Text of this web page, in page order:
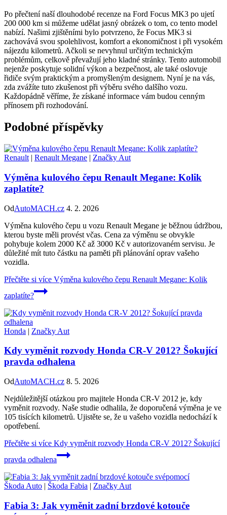
Po přečtení naší dlouhodobé recenze na Ford Focus MK3 po ujetí
200 000 km si můžeme udělat jasný obrázek o tom, co tento model
nabízí. Našimi zjištěními bylo potvrzeno, že Focus MK3 si
zachovává svou spolehlivost, komfort a ekonomičnost i při vysokém
nájezdu kilometrů. Ačkoli se nevyhnul určitým technickým
problémům, celkově převažují jeho kladné stránky. Tento automobil
nejenže poskytuje solidní výkon a bezpečnost, ale také oslovuje
řidiče svým praktickým a promyšleným designem. Nyní je na vás,
zda zvážíte tuto zkušenost při výběru svého dalšího vozu.
Každopádně věříme, že získané informace vám budou cenným
přínosem při rozhodování.
Podobné příspěvky
Renault | Renault Megane | Značky Aut
Výměna kulového čepu Renault Megane: Kolik
zaplatíte?
OdAutoMACH.cz 4. 2. 2026
Výměna kulového čepu u vozu Renault Megane je běžnou údržbou,
kterou byste měli provést včas. Cena za výměnu se obvykle
pohybuje kolem 2000 Kč až 3000 Kč v autorizovaném servisu. Je
důležité mít tuto částku na paměti při plánování oprav vašeho
vozidla.
Přečtěte si více Výměna kulového čepu Renault Megane: Kolik
zaplatíte?
Honda | Značky Aut
Kdy vyměnit rozvody Honda CR-V 2012? Šokující
pravda odhalena
OdAutoMACH.cz 8. 5. 2026
Nejdůležitější otázkou pro majitele Honda CR-V 2012 je, kdy
vyměnit rozvody. Naše studie odhalila, že doporučená výměna je ve
105 tisících kilometrů. Ujistěte se, že u vašeho vozidla nedochází k
opotřebení.
Přečtěte si více Kdy vyměnit rozvody Honda CR-V 2012? Šokující
pravda odhalena
Škoda Auto | Škoda Fabia | Značky Aut
Fabia 3: Jak vyměnit zadní brzdové kotouče